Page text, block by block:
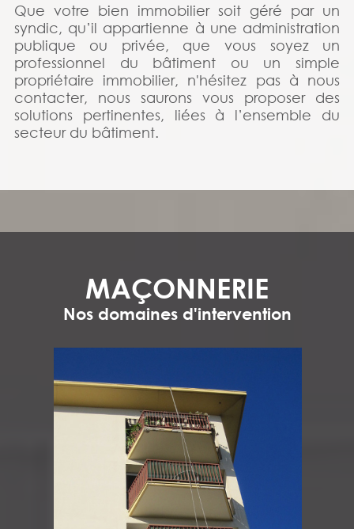
Que votre bien immobilier soit géré par un
syndic, qu’il appartienne à une administration
publique ou privée, que vous soyez un
professionnel du bâtiment ou un simple
propriétaire immobilier, n'hésitez pas à nous
contacter, nous saurons vous proposer des
solutions pertinentes, liées à l’ensemble du
secteur du bâtiment.
MAÇONNERIE
Nos domaines d'intervention